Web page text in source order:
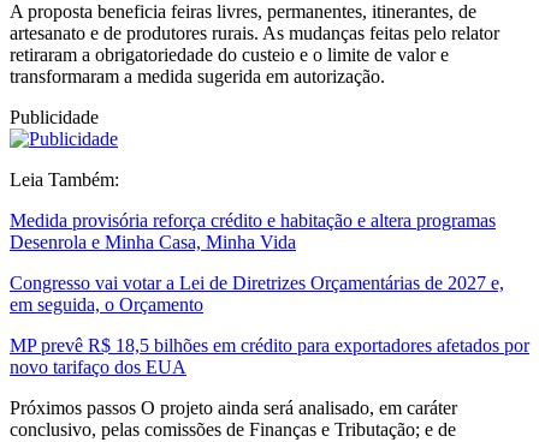
A proposta beneficia feiras livres, permanentes, itinerantes, de
artesanato e de produtores rurais. As mudanças feitas pelo relator
retiraram a obrigatoriedade do custeio e o limite de valor e
transformaram a medida sugerida em autorização.
Publicidade
Leia Também:
Medida provisória reforça crédito e habitação e altera programas
Desenrola e Minha Casa, Minha Vida
Congresso vai votar a Lei de Diretrizes Orçamentárias de 2027 e,
em seguida, o Orçamento
MP prevê R$ 18,5 bilhões em crédito para exportadores afetados por
novo tarifaço dos EUA
Próximos passos O projeto ainda será analisado, em caráter
conclusivo, pelas comissões de Finanças e Tributação; e de